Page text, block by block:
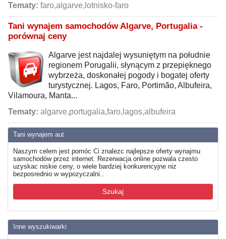
Tani wynajem aut
Naszym celem jest pomóc Ci znalezc najlepsze oferty wynajmu
samochodów przez internet. Rezerwacja online pozwala czesto
uzyskac niskie ceny, o wiele bardziej konkurencyjne niz
bezposrednio w wypozyczalni..
Szukaj
Inne wyszukiwarki
Tematy: faro,algarve,lotnisko-faro
Tani wynajem samochodów Algarve, Portugalia -
porównaj ceny
Algarve jest najdalej wysuniętym na południe
regionem Porugalii, słynącym z przepięknego
wybrzeża, doskonałej pogody i bogatej oferty
turystycznej. Lagos, Faro, Portimão, Albufeira,
Vilamoura, Manta...
Tematy: algarve,portugalia,faro,lagos,albufeira